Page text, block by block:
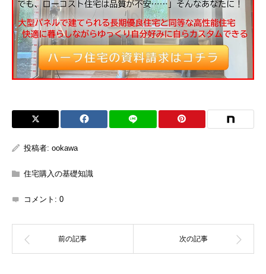
投稿者: ookawa
住宅購入の基礎知識
コメント: 0